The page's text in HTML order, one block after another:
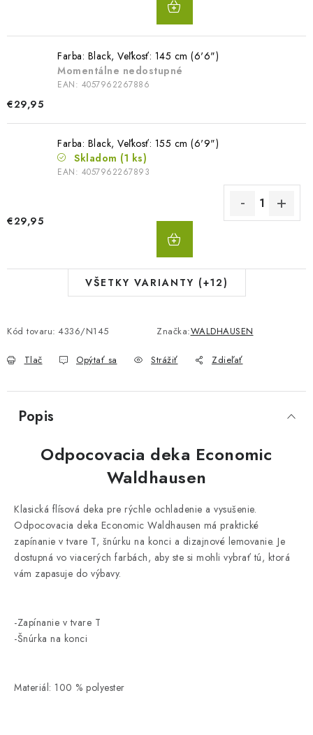
Farba: Black, Veľkosť: 145 cm (6'6")
Momentálne nedostupné
EAN: 4057962267886
€29,95
Farba: Black, Veľkosť: 155 cm (6'9")
Skladom (1 ks)
EAN: 4057962267893
€29,95
VŠETKY VARIANTY (+12)
Kód tovaru: 4336/N145 Značka:WALDHAUSEN
Tlač Opýtať sa Strážiť Zdieľať
Popis
Odpocovacia deka Economic
Waldhausen
Klasická flísová deka pre rýchle ochladenie a vysušenie.
Odpocovacia deka Economic Waldhausen má praktické
zapínanie v tvare T, šnúrku na konci a dizajnové lemovanie. Je
dostupná vo viacerých farbách, aby ste si mohli vybrať tú, ktorá
vám zapasuje do výbavy.
-Zapínanie v tvare T
-Šnúrka na konci
Materiál: 100 % polyester